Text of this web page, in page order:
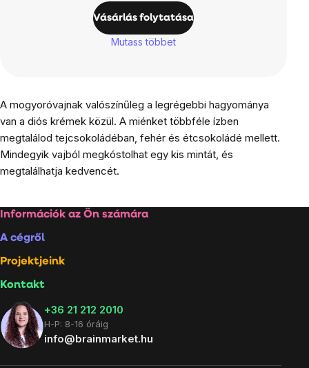
Vásárlás folytatása
Mutass többet
A mogyoróvajnak valószínűleg a legrégebbi hagyománya
van a diós krémek közül. A miénket többféle ízben
megtalálod tejcsokoládéban, fehér és étcsokoládé mellett.
Mindegyik vajból megkóstolhat egy kis mintát, és
megtalálhatja kedvencét.
Lábléc
Információk az Ön számára
A cégről
Projektjeink
Kontakt
+36 21 212 2010
H-P: 8-16 óráig
info@brainmarket.hu